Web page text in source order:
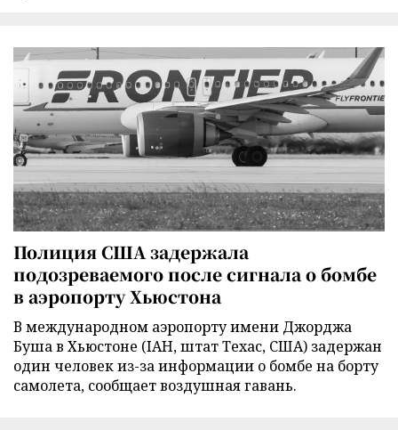
Полиция США задержала
подозреваемого после сигнала о бомбе
в аэропорту Хьюстона
В международном аэропорту имени Джорджа
Буша в Хьюстоне (IAH, штат Техас, США) задержан
один человек из-за информации о бомбе на борту
самолета, сообщает воздушная гавань.